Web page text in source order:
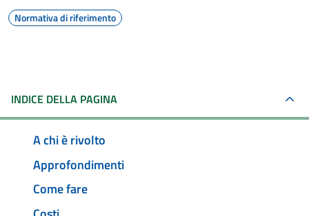
Normativa di riferimento
INDICE DELLA PAGINA
A chi è rivolto
Approfondimenti
Come fare